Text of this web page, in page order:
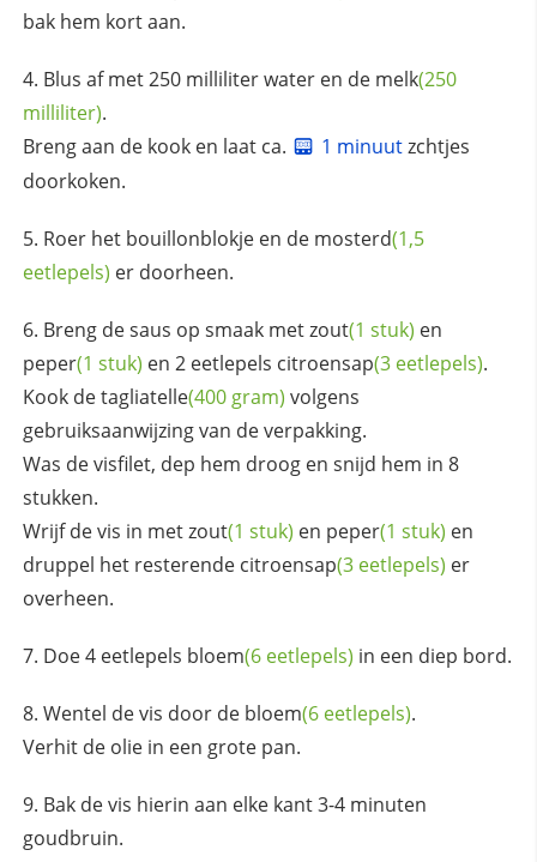
bak hem kort aan.
Blus af met 250 milliliter water en de melk(250
milliliter).
Breng aan de kook en laat ca.
1 minuutzchtjes
doorkoken.
Roer het bouillonblokje en de mosterd(1,5
eetlepels) er doorheen.
Breng de saus op smaak metzout(1 stuk) en
peper(1 stuk) en 2 eetlepels citroensap(3 eetlepels).
Kook detagliatelle(400 gram) volgens
gebruiksaanwijzing van de verpakking.
Was de visfilet, dep hem droog en snijd hem in 8
stukken.
Wrijf de vis in metzout(1 stuk) en peper(1 stuk) en
druppel het resterende citroensap(3 eetlepels) er
overheen.
Doe 4 eetlepels bloem(6 eetlepels) in een diep bord.
Wentel de vis door de bloem(6 eetlepels).
Verhit de olie in een grote pan.
Bak de vis hierin aan elke kant 3-4 minuten
goudbruin.